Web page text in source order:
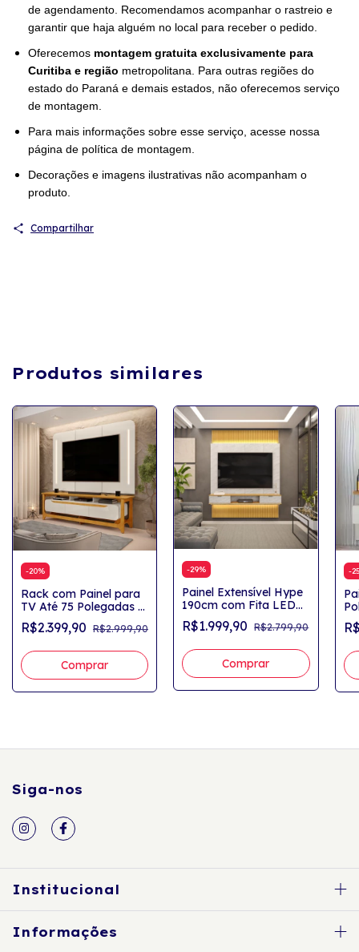
de agendamento. Recomendamos acompanhar o rastreio e
garantir que haja alguém no local para receber o pedido.
Oferecemos montagem gratuita exclusivamente para
Curitiba e região metropolitana. Para outras regiões do
estado do Paraná e demais estados, não oferecemos serviço
de montagem.
Para mais informações sobre esse serviço, acesse nossa
página de política de montagem.
Decorações e imagens ilustrativas não acompanham o
produto.
Compartilhar
Produtos similares
-20%
Rack com Painel para
TV Até 75 Polegadas 3
Gavetas LED Zurique
Bali/Cedro
R$2.399,90 R$2.999,90
-29%
Painel Extensível Hype
190cm com Fita LED
Abas Ripadas para TV
até 75" Cedro/Quartzo
R$1.999,90 R$2.799,90
-
Siga-nos
Institucional
Informações